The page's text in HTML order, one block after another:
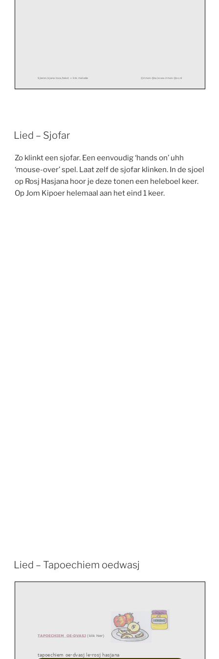
Sjieron/sjana tova/tekst + link melodie © rimon-ljloc/www.rimon-ljloc.nl
Lied – Sjofar
Zo klinkt een sjofar. Een eenvoudig ‘hands on’ uhh
‘mouse-over’ spel. Laat zelf de sjofar klinken. In de sjoel
op Rosj Hasjana hoor je deze tonen een heleboel keer.
Op Jom Kipoer helemaal aan het eind 1 keer.
Lied – Tapoechiem oedwasj
TAPOECHIEM OE-DVASJ ( klik hier)
tapoechiem oe-dvasj le-rosj hasjana